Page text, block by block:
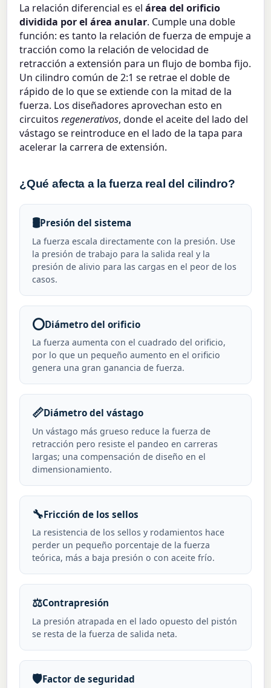
La relación diferencial es elárea del orificio
dividida por el área anular. Cumple una doble
función: es tanto la relación de fuerza de empuje a
tracción como la relación de velocidad de
retracción a extensión para un flujo de bomba fijo.
Un cilindro común de 2:1 se retrae el doble de
rápido de lo que se extiende con la mitad de la
fuerza. Los diseñadores aprovechan esto en
circuitosregenerativos, donde el aceite del lado del
vástago se reintroduce en el lado de la tapa para
acelerar la carrera de extensión.
¿Qué afecta a la fuerza real del cilindro?
🛢️Presión del sistema
La fuerza escala directamente con la presión. Use
la presión de trabajo para la salida real y la
presión de alivio para las cargas en el peor de los
casos.
⭕Diámetro del orificio
La fuerza aumenta con el cuadrado del orificio,
por lo que un pequeño aumento en el orificio
genera una gran ganancia de fuerza.
📏Diámetro del vástago
Un vástago más grueso reduce la fuerza de
retracción pero resiste el pandeo en carreras
largas; una compensación de diseño en el
dimensionamiento.
🔧Fricción de los sellos
La resistencia de los sellos y rodamientos hace
perder un pequeño porcentaje de la fuerza
teórica, más a baja presión o con aceite frío.
⚖️Contrapresión
La presión atrapada en el lado opuesto del pistón
se resta de la fuerza de salida neta.
🛡️Factor de seguridad